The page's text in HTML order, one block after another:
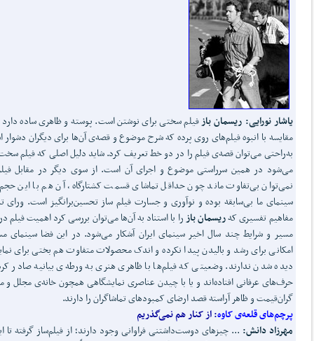
یاشار نورایی: ریسمان بازفیلم سختی برای نوشتن است. پوسته و ظاهری ساده
مقایسه با انبوه فیلم‌های روی پرده که شرح موضوع و قصه‌ی آن‌ها برای دیگران
به‌راحتی می‌توان قصه‌ی فیلم را در دو خط تعریف کرد. شاید دلیل اصلی که فیلم
می‌شود در همین سرراستی موضوع و اجرای آن است. از سوی دیگر در مقابل
نمی‌توان بی‌تفاوت ماند چون حداقل تماشای قسمت کشتارگاه، آن هم با این
سینمای ما بی‌سابقه بوده و نوآوری و جسارت فیلم ساز تحسین‌برانگیز است. ورای
مفاهیم تفسیری کهریسمان بازرا با استناد به آن‌ها می‌توان بررسی کرد اهمیت فیلم
مسیر و شرایط چند سال اخیر سینمای ایران آشکار می‌شود. در این فضا سینمای
امکانی برای رشد و بالیدن پیدا نکرده و اندک محصولات متفاوت هم بختی برای
دیده شدن ندارند. وضعیتی که فیلم‌ها با ظاهری هنری به ورطه‌ی بیانیه صادر
حرف‌های عرفانی افتاده‌اند و یا با چیدن عناصری نمایشگاهی همچون خانه‌ی مجلل و
گران‌قیمت و ظاهر آراسته قصد ارضای کمبودهای تماشاگران را دارند.
پرچم‌های قلعه‌ی کاوه:از کنار هم نمی‌گذریم
مهرزاد دانش: ... چیزهای دوست‌داشتنی فراوانی وجود دارند؛ از فیلم‌ساز گرفته تا